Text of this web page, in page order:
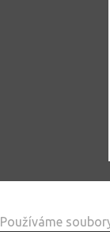
Používáme